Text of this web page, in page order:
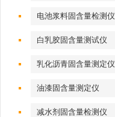
电池浆料固含量检测仪
白乳胶固含量测试仪
乳化沥青固含量测定仪
油漆固含量测定仪
减水剂固含量检测仪